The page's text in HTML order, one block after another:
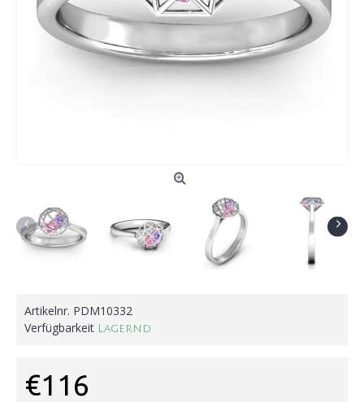
Artikelnr. PDM10332
Verfügbarkeit
Lagernd
€116